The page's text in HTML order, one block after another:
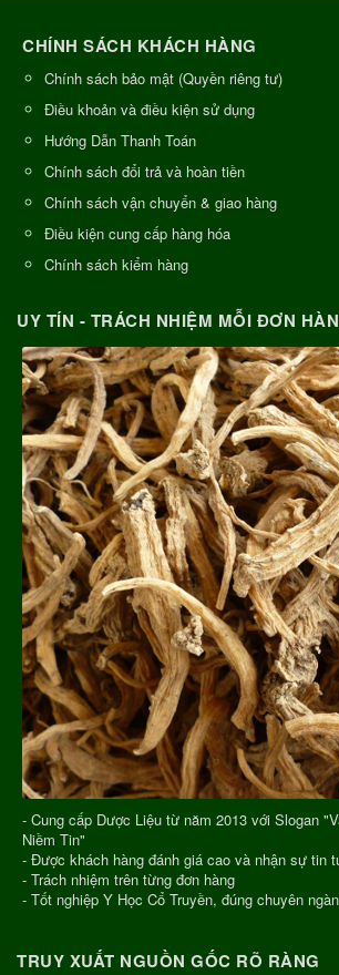
CHÍNH SÁCH KHÁCH HÀNG
Chính sách bảo mật (Quyền riêng tư)
Điều khoản và điều kiện sử dụng
Hướng Dẫn Thanh Toán
Chính sách đổi trả và hoàn tiền
Chính sách vận chuyển & giao hàng
Điều kiện cung cấp hàng hóa
Chính sách kiểm hàng
UY TÍN - TRÁCH NHIỆM MỖI ĐƠN
- Cung cấp Dược Liệu từ năm 2013 với Slogan
Niềm Tin"
- Được khách hàng đánh giá cao và nhận sự tin
- Trách nhiệm trên từng đơn hàng
- Tốt nghiệp Y Học Cổ Truyền, đúng chuyên
TRUY XUẤT NGUỒN GỐC RÕ RÀNG